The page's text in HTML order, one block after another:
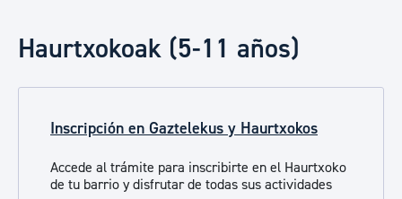
Haurtxokoak (5-11 años)
Inscripción en Gaztelekus y Haurtxokos
Accede al trámite para inscribirte en el Haurtxoko
de tu barrio y disfrutar de todas sus actividades